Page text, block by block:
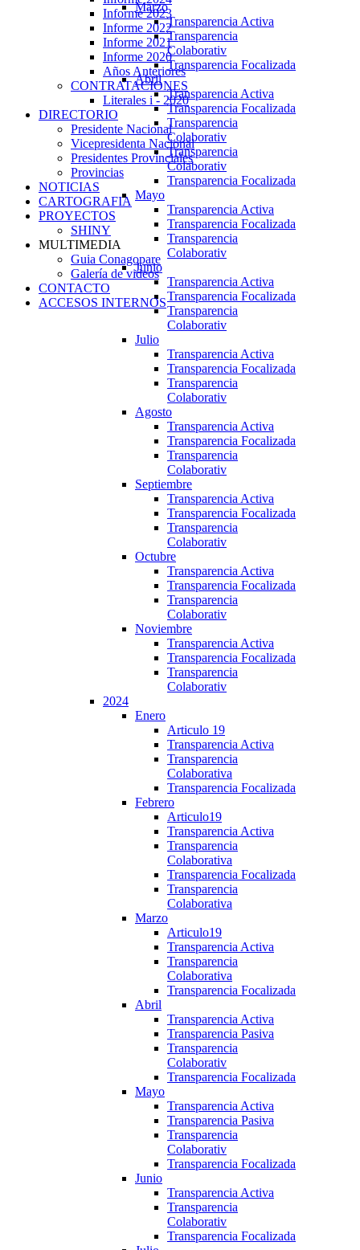
Marzo
Transparencia Activa
Transparencia
Colaborativ
Transparencia Focalizada
Abril
Transparencia Activa
Transparencia Focalizada
Transparencia
Colaborativ
Transparencia
Colaborativ
Transparencia Focalizada
Mayo
Transparencia Activa
Transparencia Focalizada
Transparencia
Colaborativ
Junio
Transparencia Activa
Transparencia Focalizada
Transparencia
Colaborativ
Julio
Transparencia Activa
Transparencia Focalizada
Transparencia
Colaborativ
Agosto
Transparencia Activa
Transparencia Focalizada
Transparencia
Colaborativ
Septiembre
Transparencia Activa
Transparencia Focalizada
Transparencia
Colaborativ
Octubre
Transparencia Activa
Transparencia Focalizada
Transparencia
Colaborativ
Noviembre
Transparencia Activa
Transparencia Focalizada
Transparencia
Colaborativ
2024
Enero
Articulo 19
Transparencia Activa
Transparencia
Colaborativa
Transparencia Focalizada
Febrero
Articulo19
Transparencia Activa
Transparencia
Colaborativa
Transparencia Focalizada
Transparencia
Colaborativa
Marzo
Articulo19
Transparencia Activa
Transparencia
Colaborativa
Transparencia Focalizada
Abril
Transparencia Activa
Transparencia Pasiva
Transparencia
Colaborativ
Transparencia Focalizada
Mayo
Transparencia Activa
Transparencia Pasiva
Transparencia
Colaborativ
Transparencia Focalizada
Junio
Transparencia Activa
Transparencia
Colaborativ
Transparencia Focalizada
Informe 2023
Informe 2022
Informe 2021
Informe 2020
Años Anteriores
CONTRATACIONES
Literales i - 2020
DIRECTORIO
Presidente Nacional
Vicepresidenta Nacional
Presidentes Provinciales
Provincias
NOTICIAS
CARTOGRAFIA
PROYECTOS
SHINY
MULTIMEDIA
Guia Conagopare
Galería de videos
CONTACTO
ACCESOS INTERNOS